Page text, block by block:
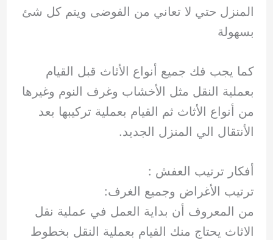
المنزل حتي لا تعاني من الفوضى ويتم كل شئ
بسهولة
كما يجب فك جميع أنواع الأثاث قبل القيام
بعملية النقل مثل الأخشاب وغرف النوم وغيرها
من أنواع الأثاث ثم القيام بعملية تركيبها بعد
الأنتقال الي المنزل الجديد.
أفكار ترتيب العفش :
ترتيب الأغراض وجميع الغرف:
من المعروف أن بداية العمل في عملية نقل
الاثاث يحتاج منك القيام بعملية النقل بخطوط